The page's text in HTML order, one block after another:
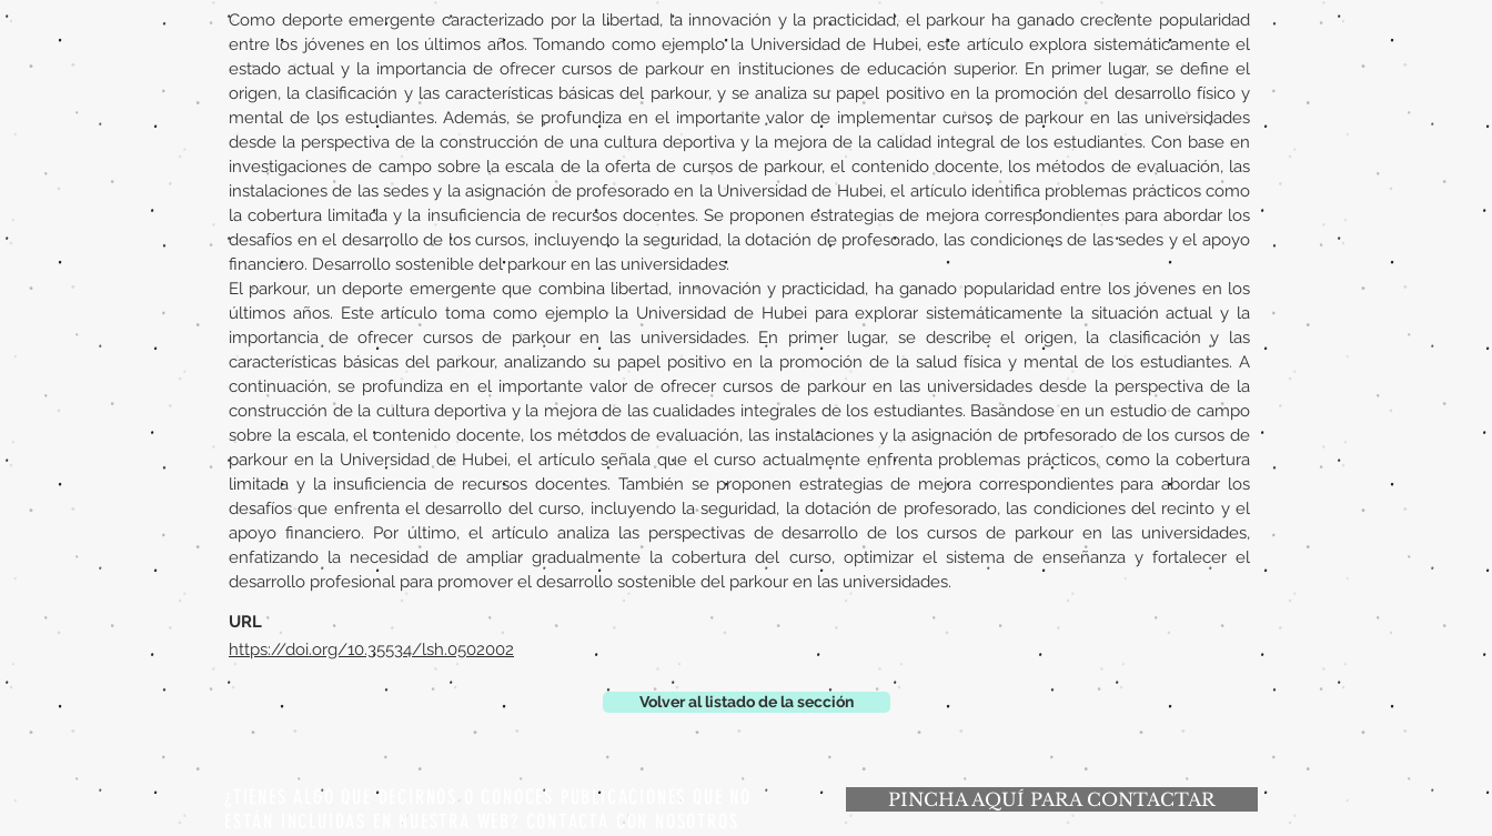
Como deporte emergente caracterizado por la libertad, la innovación y la practicidad, el parkour ha ganado creciente popularidad
entre los jóvenes en los últimos años. Tomando como ejemplo la Universidad de Hubei, este artículo explora sistemáticamente el
estado actual y la importancia de ofrecer cursos de parkour en instituciones de educación superior. En primer lugar, se define el
origen, la clasificación y las características básicas del parkour, y se analiza su papel positivo en la promoción del desarrollo físico y
mental de los estudiantes. Además, se profundiza en el importante valor de implementar cursos de parkour en las universidades
desde la perspectiva de la construcción de una cultura deportiva y la mejora de la calidad integral de los estudiantes. Con base en
investigaciones de campo sobre la escala de la oferta de cursos de parkour, el contenido docente, los métodos de evaluación, las
instalaciones de las sedes y la asignación de profesorado en la Universidad de Hubei, el artículo identifica problemas prácticos como
la cobertura limitada y la insuficiencia de recursos docentes. Se proponen estrategias de mejora correspondientes para abordar los
desafíos en el desarrollo de los cursos, incluyendo la seguridad, la dotación de profesorado, las condiciones de las sedes y el apoyo
financiero. Desarrollo sostenible del parkour en las universidades.
El parkour, un deporte emergente que combina libertad, innovación y practicidad, ha ganado popularidad entre los jóvenes en los
últimos años. Este artículo toma como ejemplo la Universidad de Hubei para explorar sistemáticamente la situación actual y la
importancia de ofrecer cursos de parkour en las universidades. En primer lugar, se describe el origen, la clasificación y las
características básicas del parkour, analizando su papel positivo en la promoción de la salud física y mental de los estudiantes. A
continuación, se profundiza en el importante valor de ofrecer cursos de parkour en las universidades desde la perspectiva de la
construcción de la cultura deportiva y la mejora de las cualidades integrales de los estudiantes. Basándose en un estudio de campo
sobre la escala, el contenido docente, los métodos de evaluación, las instalaciones y la asignación de profesorado de los cursos de
parkour en la Universidad de Hubei, el artículo señala que el curso actualmente enfrenta problemas prácticos, como la cobertura
limitada y la insuficiencia de recursos docentes. También se proponen estrategias de mejora correspondientes para abordar los
desafíos que enfrenta el desarrollo del curso, incluyendo la seguridad, la dotación de profesorado, las condiciones del recinto y el
apoyo financiero. Por último, el artículo analiza las perspectivas de desarrollo de los cursos de parkour en las universidades,
enfatizando la necesidad de ampliar gradualmente la cobertura del curso, optimizar el sistema de enseñanza y fortalecer el
desarrollo profesional para promover el desarrollo sostenible del parkour en las universidades.
URL
https://doi.org/10.35534/lsh.0502002
Volver al listado de la sección
¿TIENES ALGO QUE DECIRNOS O CONOCES PUBLICACIONES QUE NO
ESTÁN INCLUIDAS EN NUESTRA WEB? CONTACTA CON NOSOTROS
PINCHA AQUÍ PARA CONTACTAR